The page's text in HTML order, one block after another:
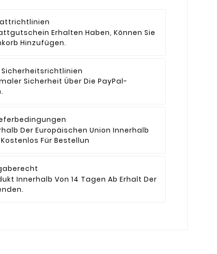
Erhalten Haben, Können Sie
Hinzufügen.
Sicherheitsrichtlinien
Sicherheit Über Die PayPal-
Der Europäischen Union Innerhalb
Für Bestellun
Innerhalb Von 14 Tagen Ab Erhalt Der